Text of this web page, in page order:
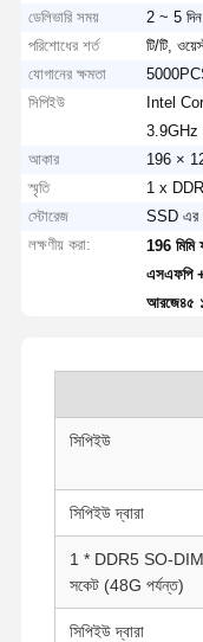
ডেলিভারি সময়
2 ~ 5 দিন
পরিশোধের শর্ত
টি/টি,
যোগানের ক্ষমতা
সিপিইউ
Intel
3.9GHz
আকার
196 ×
স্মৃতি
1 x
স্টোরেজ
SSD এর
লক্ষণীয় করা:
196 মিমি
এসএফপি +
আরজে৪৫
সিপিইউ
সিপিইউ দ্বারা
1 * DDR5 SO-
সকেট (48G পর্যন্ত)
সিপিইউ দ্বারা